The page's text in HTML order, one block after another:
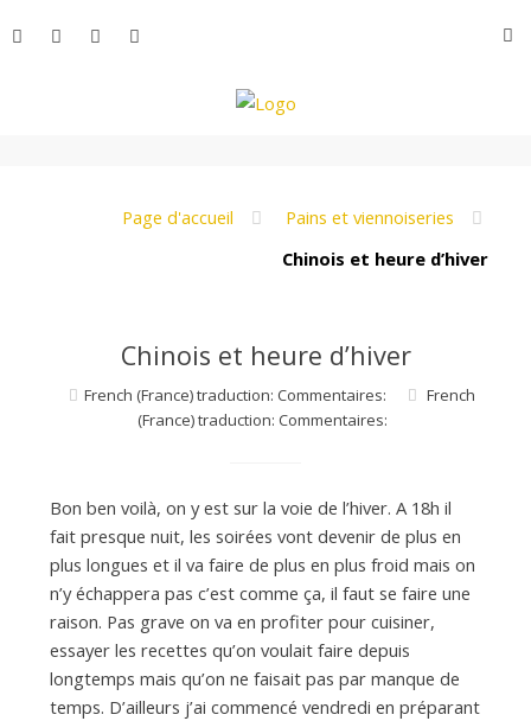
au
Page d'accueil
Pains et viennoiseries
Chinois et heure d’hiver
Chinois et heure d’hiver
French (France) traduction: Commentaires:
French
(France) traduction: Commentaires:
Bon ben voilà, on y est sur la voie de l’hiver. A 18h il
fait presque nuit, les soirées vont devenir de plus en
plus longues et il va faire de plus en plus froid mais on
n’y échappera pas c’est comme ça, il faut se faire une
raison. Pas grave on va en profiter pour cuisiner,
essayer les recettes qu’on voulait faire depuis
longtemps mais qu’on ne faisait pas par manque de
temps. D’ailleurs j’ai commencé vendredi en préparant